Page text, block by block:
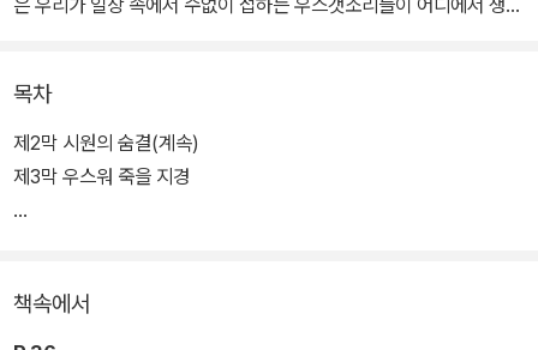
우리는 하루에도 몇 편씩 절묘한 유머와 농담을 접한다. 더없이 완벽
한 구성을 갖고 있는 <작품>들이지만 작가는 없다. 혹시 누군가, 또
닿아 있으며, 작가는 이에 대한 답을 문학적 탐구를 통해 찾아 나간다.
새롭게 출간된 『웃음』은 시대에 맞추어 외래어 표기법을 꼼꼼하게 다
목차
제2막 시원의 숨결(계속)
제3막 우스워 죽을 지경
책속에서